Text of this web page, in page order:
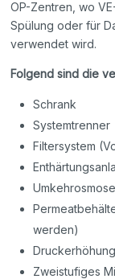
OP-Zentren, wo
Spülung oder für
verwendet wird.
Folgend sind die
Schrank
Systemtrenner
Filtersystem
werden)
Zweistufiges